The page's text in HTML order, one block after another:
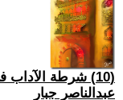
(10) شرطة الآداب في بغداد
عبدالناصر جبار